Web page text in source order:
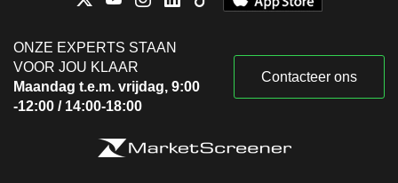
ONZE EXPERTS STAAN
VOOR JOU KLAAR
Maandag t.e.m. vrijdag, 9:00
-12:00 / 14:00-18:00
Contacteer ons